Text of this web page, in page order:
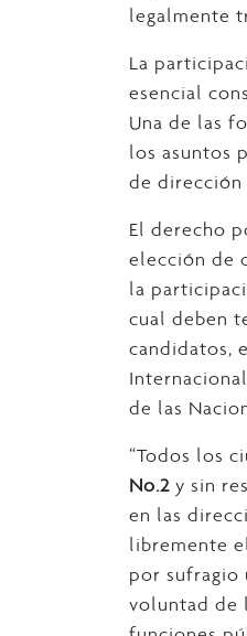
legalmente
La
esencial
Una de las
los asuntos
de
El derecho
elección de
la
cual deben
candidatos,
de las
“Todos los
No.2 y sin
en las
libremente
por sufragio
voluntad de